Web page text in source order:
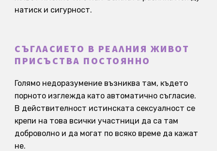
натиск и сигурност.
СЪГЛАСИЕТО В РЕАЛНИЯ ЖИВОТ
ПРИСЪСТВА ПОСТОЯННО
Голямо недоразумение възниква там, където
порното изглежда като автоматично съгласие.
В действителност истинската сексуалност се
крепи на това всички участници да са там
доброволно и да могат по всяко време да кажат
не.